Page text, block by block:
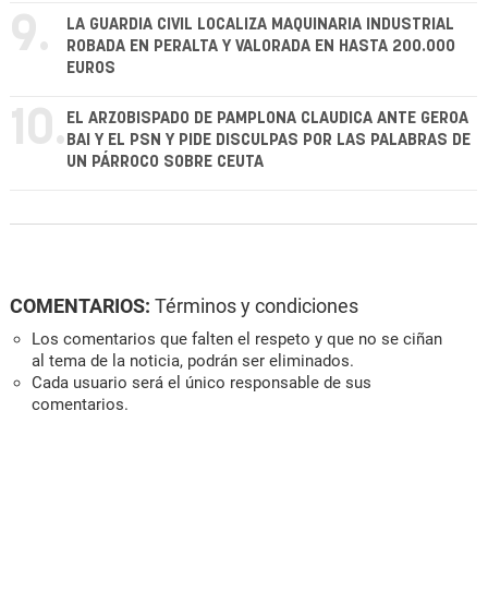
9.
LA GUARDIA CIVIL LOCALIZA MAQUINARIA INDUSTRIAL
ROBADA EN PERALTA Y VALORADA EN HASTA 200.000
EUROS
10. EL ARZOBISPADO DE PAMPLONA CLAUDICA ANTE GEROA
BAI Y EL PSN Y PIDE DISCULPAS POR LAS PALABRAS DE
UN PÁRROCO SOBRE CEUTA
COMENTARIOS: Términos y condiciones
Los comentarios que falten el respeto y que no se ciñan
al tema de la noticia, podrán ser eliminados.
Cada usuario será el único responsable de sus
comentarios.